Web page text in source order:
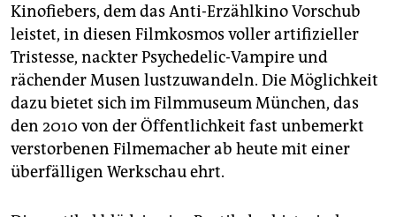
Kinofiebers, dem das Anti-Erzählkino Vorschub
leistet, in diesen Filmkosmos voller artifizieller
Tristesse, nackter Psychedelic-Vampire und
rächender Musen lustzuwandeln. Die Möglichkeit
dazu bietet sich im Filmmuseum München, das
den 2010 von der Öffentlichkeit fast unbemerkt
verstorbenen Filmemacher ab heute mit einer
überfälligen Werkschau ehrt.